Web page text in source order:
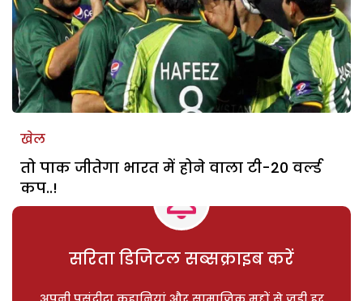
खेल
तो पाक जीतेगा भारत में होने वाला टी-20 वर्ल्ड
कप..!
सरिता डिजिटल सब्सक्राइब करें